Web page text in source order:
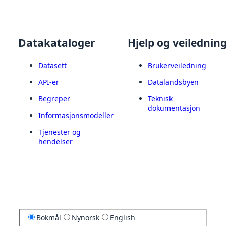
Datakataloger
Datasett
API-er
Begreper
Informasjonsmodeller
Tjenester og
hendelser
Hjelp og
Brukerveiledning
Datalandsbyen
Teknisk
dokumentasjon
Bokmål Nynorsk English